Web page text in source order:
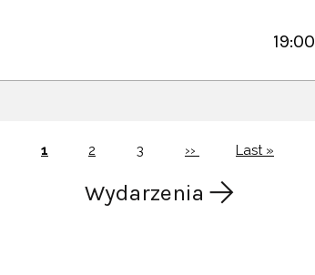
19:00
Bieżąca
1 Page
2 Page
3
Następna
››
Ostatnia
Last »
Wydarzenia